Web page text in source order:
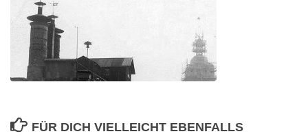
FÜR DICH VIELLEICHT EBENFALLS